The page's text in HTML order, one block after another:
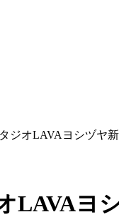
ジオLAVAヨシヅヤ
LAVAヨ